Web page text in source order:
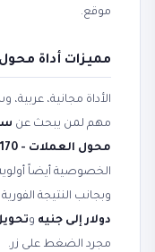
موقع.
مميزات أداة
الأداة مجانية،
مهم لمن يبحث عن
محول العملات - 170+ عملة مباشر
الخصوصية أيضاً
وبجانب النتيجة
دولار إلى جنيه و
مجرد الضغط على زر.